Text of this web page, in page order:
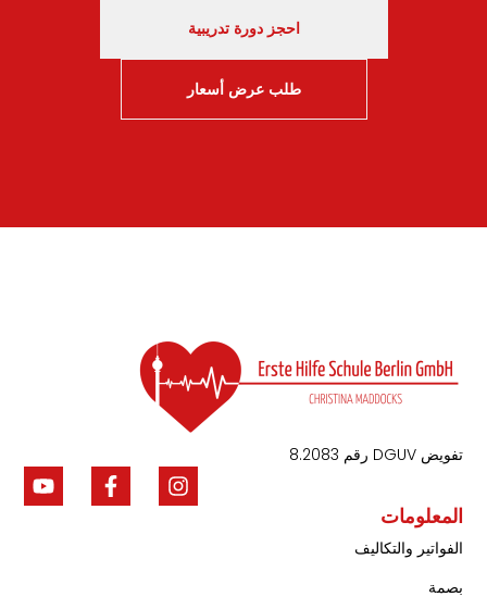
احجز دورة تدريبية
طلب عرض أسعار
تفويض DGUV رقم 8.2083
المعلومات
الفواتير والتكاليف
بصمة